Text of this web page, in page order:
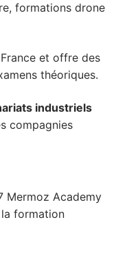
formations drone
et offre des
théoriques.
industriels
compagnies
Mermoz Academy
formation